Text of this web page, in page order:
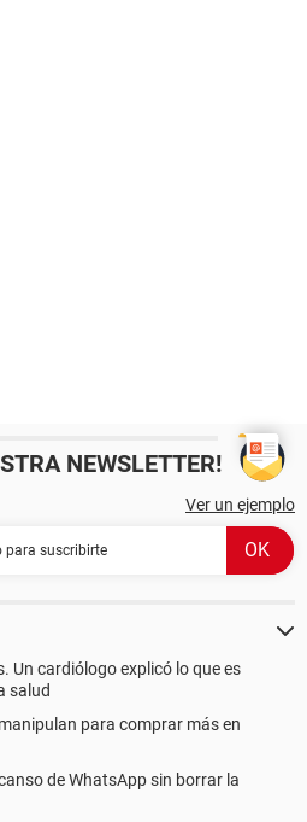
NEWSLETTER!
Ver un ejemplo
Un cardiólogo explicó lo que es
salud
para comprar más en
de WhatsApp sin borrar la